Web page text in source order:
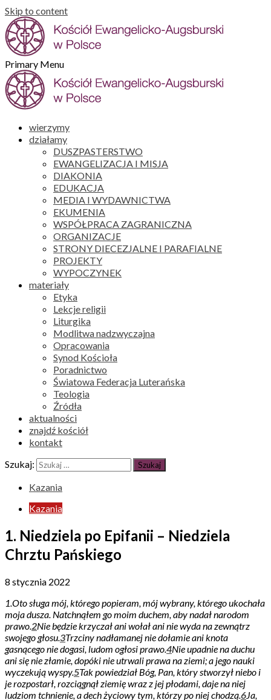
Skip to content
Primary Menu
wierzymy
działamy
DUSZPASTERSTWO
EWANGELIZACJA I MISJA
DIAKONIA
EDUKACJA
MEDIA I WYDAWNICTWA
EKUMENIA
WSPÓŁPRACA ZAGRANICZNA
ORGANIZACJE
STRONY DIECEZJALNE I PARAFIALNE
PROJEKTY
WYPOCZYNEK
materiały
Etyka
Lekcje religii
Liturgika
Modlitwa nadzwyczajna
Opracowania
Synod Kościoła
Poradnictwo
Światowa Federacja Luterańska
Teologia
Źródła
aktualności
znajdź kościół
kontakt
Szukaj:
Kazania
Kazania
1. Niedziela po Epifanii – Niedziela
Chrztu Pańskiego
8 stycznia 2022
1.Oto sługa mój, którego popieram, mój wybrany, którego ukochała
moja dusza. Natchnąłem go moim duchem, aby nadał narodom
prawo.2Nie będzie krzyczał ani wołał ani nie wyda na zewnątrz
swojego głosu.3Trzciny nadłamanej nie dołamie ani knota
gasnącego nie dogasi, ludom ogłosi prawo.4Nie upadnie na duchu
ani się nie złamie, dopóki nie utrwali prawa na ziemi; a jego nauki
wyczekują wyspy.5Tak powiedział Bóg, Pan, który stworzył niebo i
je rozpostarł, rozciągnął ziemię wraz z jej płodami, daje na niej
ludziom tchnienie, a dech życiowy tym, którzy po niej chodzą.6Ja,